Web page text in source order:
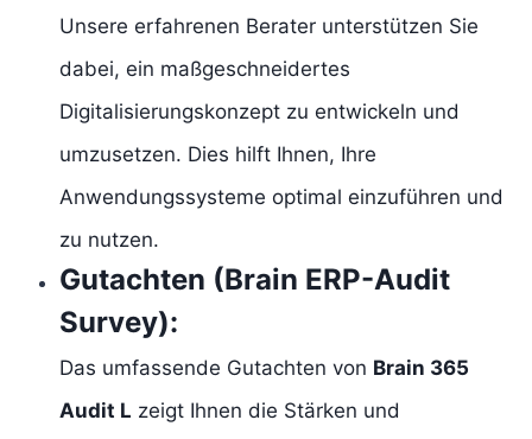
Unsere erfahrenen Berater unterstützen Sie
dabei, ein maßgeschneidertes
Digitalisierungskonzept zu entwickeln und
umzusetzen. Dies hilft Ihnen, Ihre
Anwendungssysteme optimal einzuführen und
zu nutzen.
Gutachten (Brain ERP-Audit
Survey):
Das umfassende Gutachten von Brain 365
Audit L zeigt Ihnen die Stärken und